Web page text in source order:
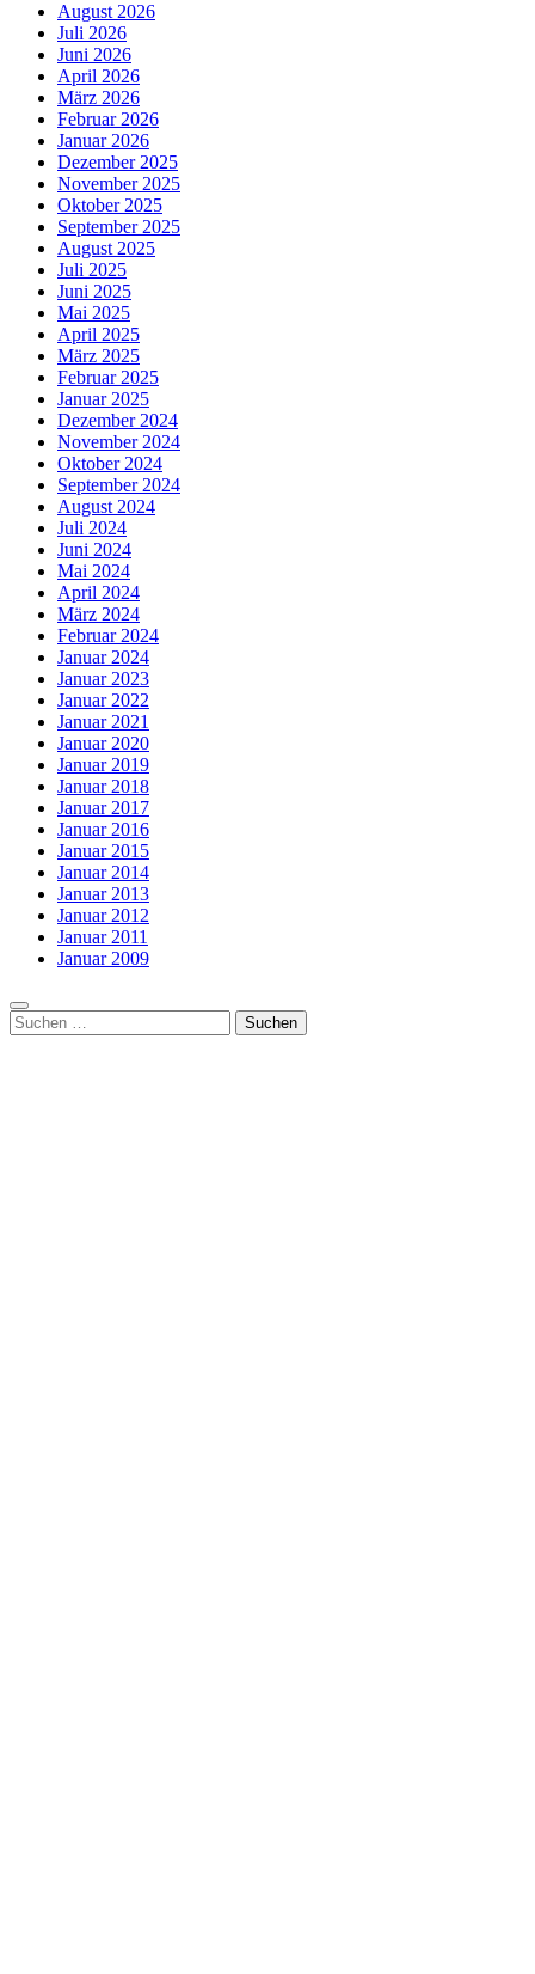
August 2026
Juli 2026
Juni 2026
April 2026
März 2026
Februar 2026
Januar 2026
Dezember 2025
November 2025
Oktober 2025
September 2025
August 2025
Juli 2025
Juni 2025
Mai 2025
April 2025
März 2025
Februar 2025
Januar 2025
Dezember 2024
November 2024
Oktober 2024
September 2024
August 2024
Juli 2024
Juni 2024
Mai 2024
April 2024
März 2024
Februar 2024
Januar 2024
Januar 2023
Januar 2022
Januar 2021
Januar 2020
Januar 2019
Januar 2018
Januar 2017
Januar 2016
Januar 2015
Januar 2014
Januar 2013
Januar 2012
Januar 2011
Januar 2009
Suchen
nach: